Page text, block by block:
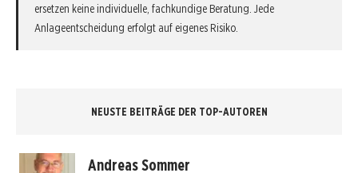
ersetzen keine individuelle, fachkundige Beratung. Jede
Anlageentscheidung erfolgt auf eigenes Risiko.
NEUSTE BEITRÄGE DER TOP-AUTOREN
Andreas Sommer